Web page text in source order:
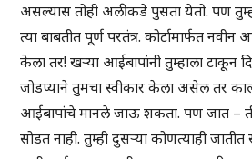
असल्यास तोही अलीकडे पुसता येतो. पण
त्या बाबतीत पूर्ण परतंत्र. कोर्टामार्फत नवीन
केला तर! खऱ्या आईबापांनी तुम्हाला टाकून
जोडप्याने तुमचा स्वीकार केला असेल तर
आईबापांचे मानले जाऊ शकता. पण जात – ती
सोडत नाही. तुम्ही दुसऱ्या कोणत्याही